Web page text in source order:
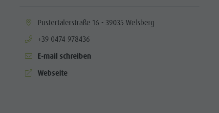
aria.location:
Pustertalerstraße 16 - 39035 Welsberg
aria.phone:
+39 0474 978436
E-mail schreiben
aria.website:
Webseite